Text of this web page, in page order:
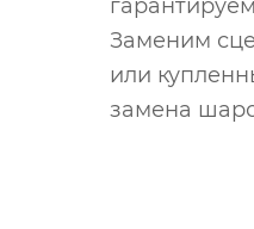
Заменим
или
замена